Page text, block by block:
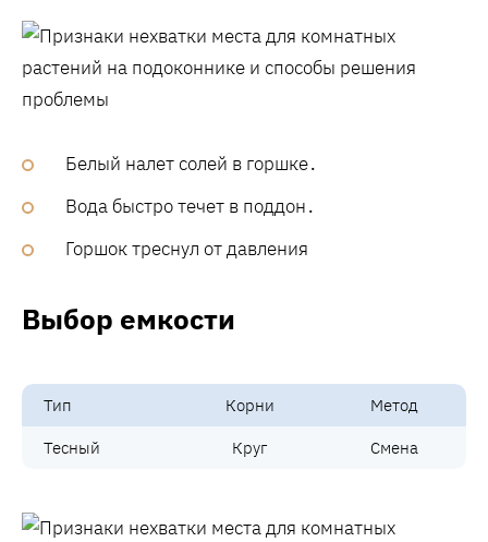
Белый налет солей в горшке․
Вода быстро течет в поддон․
Горшок треснул от давления
Выбор емкости
Тип Корни Метод
Тесный Круг Смена